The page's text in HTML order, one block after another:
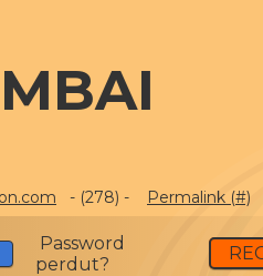
- (278) - Permalink (#)
Password
perdut?